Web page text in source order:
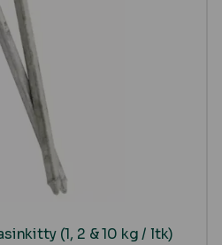
(1, 2 & 10 kg / ltk)